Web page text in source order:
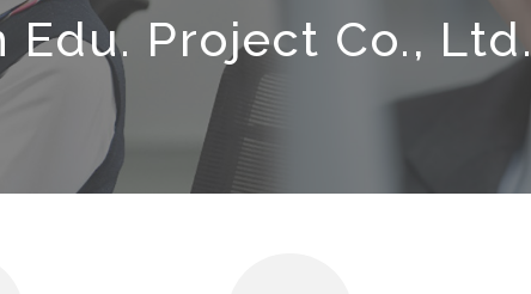
Edu. Project Co., Ltd.